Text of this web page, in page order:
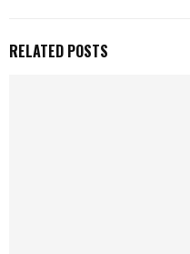
RELATED POSTS